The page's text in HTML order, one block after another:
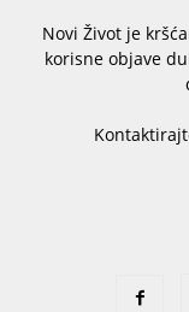
Novi Život je
korisne objave